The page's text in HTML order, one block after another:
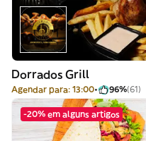
Dorrados Grill
Agendar para: 13:00 96%(61)
-20% em alguns artigos